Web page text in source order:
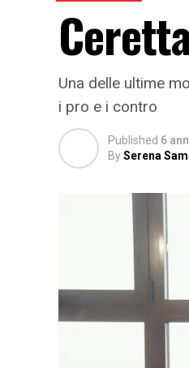
Una delle ultime
i pro e i contro
Published 6
BySerena